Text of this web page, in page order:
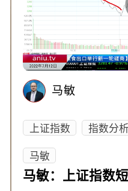
马敏
上证指数 指数分析
马敏
马敏：上证指数